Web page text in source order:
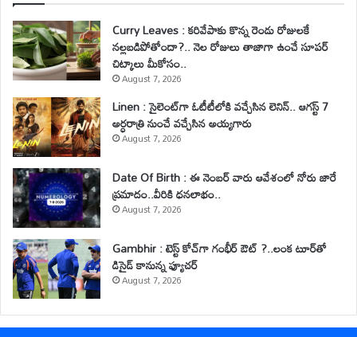
Curry Leaves : కరివేపాకు కొన్న రెండు రోజులకే
నల్లబడిపోతోందా?.. నెల రోజులు తాజాగా ఉంచే సూపర్
చిట్కాలు మీకోసం..
August 7, 2026
Linen : సైలెంట్‌గా ఓటీటీలోకి వచ్చేసిన లెనిన్.. ఆగస్ట్ 7
అర్ధరాత్రి నుంచే వచ్చేసిన అయ్యగారు
August 7, 2026
Date Of Birth : ఈ నెంబర్ వారు ఆవేశంలో నోరు జారే
ప్రమాదం..వీరికి ధనలాభం..
August 7, 2026
Gambhir : టెస్ట్ కోచ్‌గా గంభీర్ ఔట్ ?..లంక టూర్‌తో
డిసైడ్ కానున్న ఫ్యూచర్
August 7, 2026